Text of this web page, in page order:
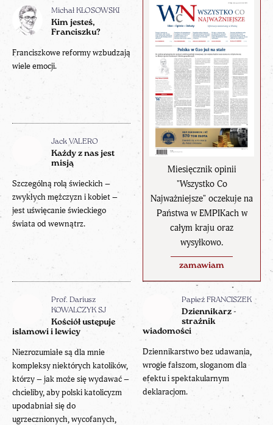
Miesięcznik opinii
"Wszystko Co
Najważniejsze" oczekuje na
Państwa w EMPIKach w
całym kraju oraz
wysyłkowo.
zamawiam
Michał KŁOSOWSKI
Kim jesteś,
Franciszku?
Franciszkowe reformy wzbudzają
wiele emocji.
Jack VALERO
Każdy z nas jest
misją
Szczególną rolą świeckich –
zwykłych mężczyzn i kobiet –
jest uświęcanie świeckiego
świata od wewnątrz.
Prof. Dariusz
KOWALCZYK SJ
Kościół ustępuje
islamowi i lewicy
Niezrozumiałe są dla mnie
kompleksy niektórych katolików,
którzy – jak może się wydawać –
chcieliby, aby polski katolicyzm
upodabniał się do
ugrzecznionych, wycofanych,
Papież FRANCISZEK
Dziennikarz -
strażnik
wiadomości
Dziennikarstwo bez udawania,
wrogie fałszom, sloganom dla
efektu i spektakularnym
deklaracjom.